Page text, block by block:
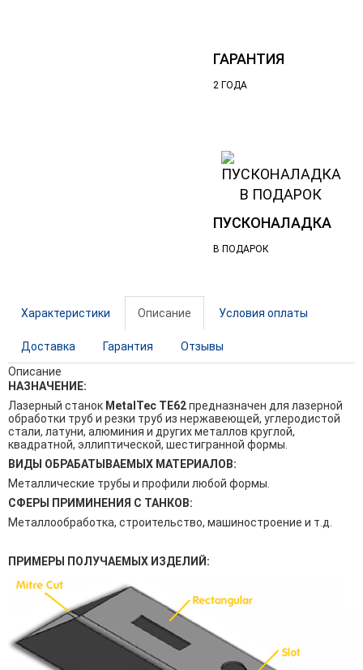
ГАРАНТИЯ
2 ГОДА
ПУСКОНАЛАДКА
В ПОДАРОК
Характеристики Описание Условия оплаты
Доставка Гарантия
Отзывы
Описание
НАЗНАЧЕНИЕ:
Лазерный станок MetalTec ТE62предназначен для лазерной
обработки труб и резки труб из нержавеющей, углеродистой
стали, латуни, алюминия и других металлов круглой,
квадратной, эллиптической, шестигранной формы.
ВИДЫ ОБРАБАТЫВАЕМЫХ МАТЕРИАЛОВ:
Металлические трубы и профили любой формы.
СФЕРЫ ПРИМИНЕНИЯ С ТАНКОВ:
Металлообработка, строительство, машиностроение и т.д.
ПРИМЕРЫ ПОЛУЧАЕМЫХ ИЗДЕЛИЙ: